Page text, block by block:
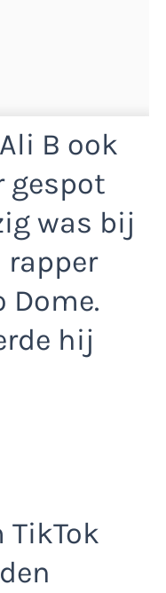
B ook
gespot
was bij
rapper
Dome.
hij